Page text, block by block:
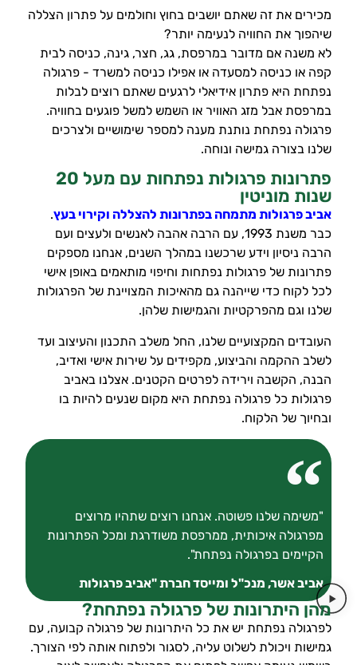
מכירים את זה שאתם יושבים בחוץ וחולמים על פתרון הצללה
שיהפוך את החוויה לנעימה יותר?
לא משנה אם מדובר במרפסת, גג, חצר, גינה, כניסה לבית
קפה או כניסה למסעדה או אפילו כניסה למשרד - פרגולה
נפתחת היא פתרון אידיאלי לרגעים שאתם רוצים לבלות
במרפסת אבל מזג האוויר או השמש למשל פוגעים בחוויה.
פרגולה נפתחת נותנת מענה למספר שימושיים ולצרכים
שלנו בצורה גמישה ונוחה.
פתרונות פרגולות נפתחות עם מעל 20
שנות מוניטין
אביב פרגולות מתמחה בפתרונות להצללה וקירוי בעץ.
כבר משנת 1993, עם הרבה אהבה לאנשים ולעצים ועם
הרבה ניסיון וידע שרכשנו במהלך השנים, אנחנו מספקים
פתרונות של פרגולות נפתחות וחיפוי מותאמים באופן אישי
לכל לקוח כדי שייהנה גם מהאיכות המצויינת של הפרגולות
שלנו וגם מהפרקטיות והגמישות שלהן.
העובדים המקצועיים שלנו, החל משלב התכנון והעיצוב ועד
לשלב ההקמה והביצוע, מקפידים על שירות אישי ואדיב,
הבנה, הקשבה וירידה לפרטים הקטנים. אצלנו באביב
פרגולות כל פרגולה נפתחת היא מקום שנעים להיות בו
ובחיוך של הלקוח.
"משימה שלנו פשוטה. אנחנו רוצים שתהיו מרוצים
מפרגולה איכותית, ממרפסת משודרגת ומכל הפתרונות
הקיימים בפרגולה נפתחת".
אביב אשר, מנכ"ל ומייסד חברת "אביב פרגולות
מהן היתרונות של פרגולה נפתחת?
לפרגולה נפתחת יש את כל היתרונות של פרגולה קבועה, עם
גמישות ויכולת לשלוט עליה, לסגור ולפתוח אותה לפי הצורך.